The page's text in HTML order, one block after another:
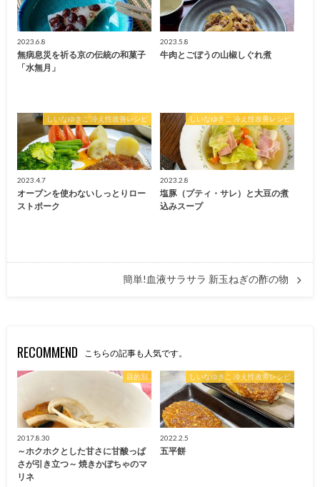
2023.6.8
無病息災を祈る京の伝統の和菓子
「水無月」
2023.5.8
牛肉とごぼうの山椒しぐれ煮
しいなゆきこ 冷え性改善レシピ
2023.4.7
オーブンを使わないしっとりロー
ストポーク
しいなゆきこ 冷え性改善レシピ
2023.2.8
塩豚（プティ・サレ）と大豆の煮
込みスープ
簡単!血液サラサラ 新玉ねぎの酢の物
RECOMMEND こちらの記事も人気です。
目的別
2017.8.30
～ホクホクとした甘さに甘酸っぱ
さが引き立つ～ 焼きかぼちゃのマ
リネ
しいなゆきこ 冷え性改善レシピ
2022.2.5
五平餅